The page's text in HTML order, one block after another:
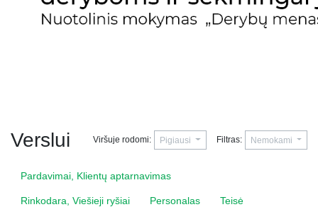
Verslui Viršuje rodomi: Pigiausi Filtras: Nemokami
Pardavimai, Klientų aptarnavimas
Rinkodara, Viešieji ryšiai Personalas Teisė